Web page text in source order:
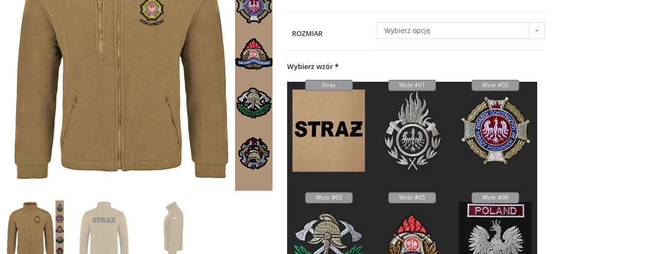
ROZMIAR Wybierz opcję
Wybierz wzór *
Straż Wzór #01 Wzór #02
Wzór #03 Wzór #05 Wzór #06